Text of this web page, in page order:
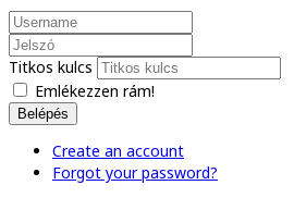
Titkos kulcs
Emlékezzen rám!
Belépés
Create an account
Forgot your password?